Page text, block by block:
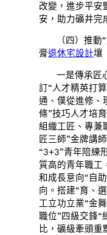
改變，進步平安
安，助力礦井完
（四）推
膏退休宅設計壤
一是傳承匠
訂“人才精英打
通、僕從進修、
條”技巧人才培
組織工匠、專兼
匠三師”金牌講
“3+3”青年陪練
質高的青年職工
和成長意向“自
向。搭建“育、
工立功立業“金
職位”四級交鋒“
比，礦級牽頭重